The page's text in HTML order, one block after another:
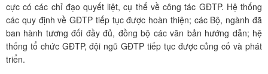
cực có các chỉ đạo quyết liệt, cụ thể về công tác GĐTP. Hệ thống
các quy định về GĐTP tiếp tục được hoàn thiện; các Bộ, ngành đã
ban hành tương đối đầy đủ, đồng bộ các văn bản hướng dẫn; hệ
thống tổ chức GĐTP, đội ngũ GĐTP tiếp tục được củng cố và phát
triển.